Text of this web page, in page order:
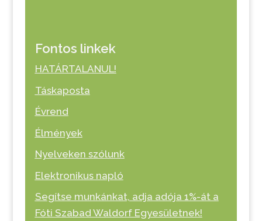
Fontos linkek
HATÁRTALANUL!
Táskaposta
Évrend
Élmények
Nyelveken szólunk
Elektronikus napló
Segítse munkánkat, adja adója 1%-át a
Fóti Szabad Waldorf Egyesületnek!